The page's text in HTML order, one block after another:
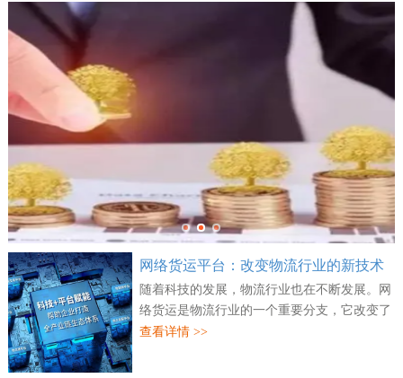
网络货运平台：改变物流行业的新技术
随着科技的发展，物流行业也在不断发展。网
络货运是物流行业的一个重要分支，它改变了
传统物流的方式，为企业和消费者提供了更多
查看详情 >>